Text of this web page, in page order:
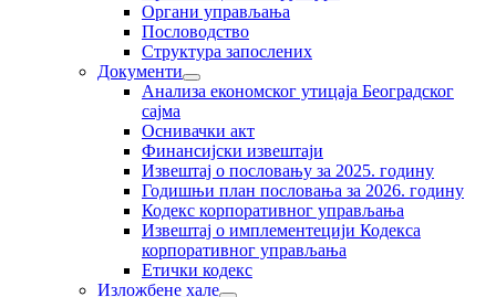
Органи управљања
Пословодство
Структура запослених
Документи
Анализа економског утицаја Београдског
сајма
Оснивачки акт
Финансијски извештаји
Извештај о пословању за 2025. годину
Годишњи план пословања за 2026. годину
Кодекс корпоративног управљања
Извештај о имплементецији Кодекса
корпоративног управљања
Етички кодекс
Изложбене хале